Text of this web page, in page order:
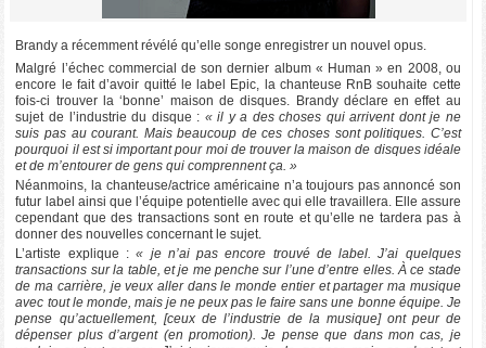
Brandy a récemment révélé qu’elle songe enregistrer un nouvel opus.
Malgré l’échec commercial de son dernier album « Human » en 2008, ou
encore le fait d’avoir quitté le label Epic, la chanteuse RnB souhaite cette
fois-ci trouver la ‘bonne’ maison de disques. Brandy déclare en effet au
sujet de l’industrie du disque : « il y a des choses qui arrivent dont je ne
suis pas au courant. Mais beaucoup de ces choses sont politiques. C’est
pourquoi il est si important pour moi de trouver la maison de disques idéale
et de m’entourer de gens qui comprennent ça. »
Néanmoins, la chanteuse/actrice américaine n’a toujours pas annoncé son
futur label ainsi que l’équipe potentielle avec qui elle travaillera. Elle assure
cependant que des transactions sont en route et qu’elle ne tardera pas à
donner des nouvelles concernant le sujet.
L’artiste explique :« je n’ai pas encore trouvé de label. J’ai quelques
transactions sur la table, et je me penche sur l’une d’entre elles. À ce stade
de ma carrière, je veux aller dans le monde entier et partager ma musique
avec tout le monde, mais je ne peux pas le faire sans une bonne équipe. Je
pense qu’actuellement, [ceux de l’industrie de la musique] ont peur de
dépenser plus d’argent (en promotion). Je pense que dans mon cas, je